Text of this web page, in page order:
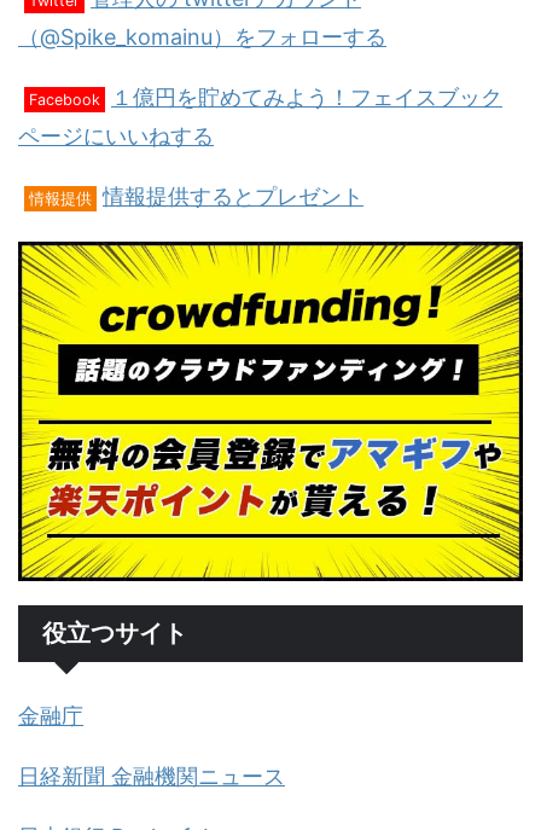
（@Spike_komainu）をフォローする
Facebook
１億円を貯めてみよう！フェイスブック
ページにいいねする
情報提供 情報提供するとプレゼント
役立つサイト
金融庁
日経新聞 金融機関ニュース